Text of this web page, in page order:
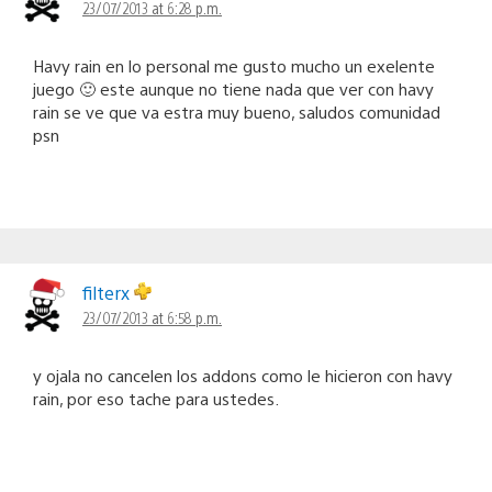
23/07/2013 at 6:28 p.m.
Havy rain en lo personal me gusto mucho un exelente
juego 🙂 este aunque no tiene nada que ver con havy
rain se ve que va estra muy bueno, saludos comunidad
psn
filterx
23/07/2013 at 6:58 p.m.
y ojala no cancelen los addons como le hicieron con havy
rain, por eso tache para ustedes.